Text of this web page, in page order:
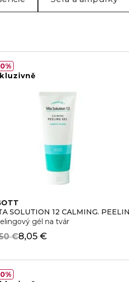
SOLUTION 12 CALMING.
gél na tvár
8,05 €
€